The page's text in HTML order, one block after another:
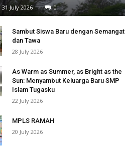
31 July 2026 0
Sambut Siswa Baru dengan Semangat
dan Tawa
28 July 2026
As Warm as Summer, as Bright as the
Sun: Menyambut Keluarga Baru SMP
Islam Tugasku
22 July 2026
MPLS RAMAH
20 July 2026